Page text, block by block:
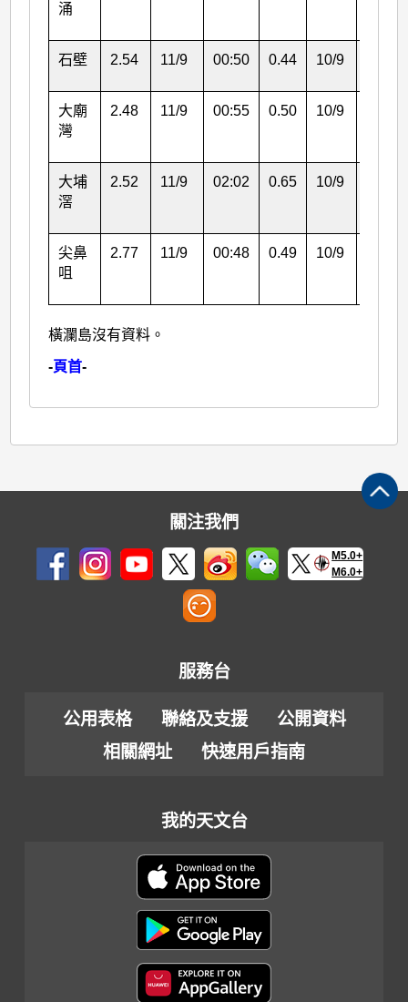
涌
石壁 2.54 11/9 00:50 0.44 10/9
大廟
灣
2.48 11/9 00:55 0.50 10/9
大埔
滘
2.52 11/9 02:02 0.65 10/9
尖鼻
咀
2.77 11/9 00:48 0.49 10/9
橫瀾島沒有資料。
-頁首-
關注我們
M5.0+
M6.0+
服務台
公用表格 聯絡及支援
公開資料
相關網址
快速用戶指南
我的天文台